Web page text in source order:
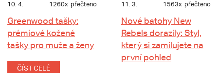
10. 4. 1260x přečteno
Greenwood tašky:
prémiové kožené
tašky pro muže a ženy
ČÍST CELÉ
11. 3. 1563x přečteno
Nové batohy New
Rebels dorazily: Styl,
který si zamilujete na
první pohled